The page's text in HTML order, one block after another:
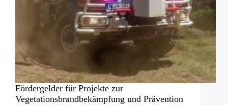
Fördergelder für Projekte zur
Vegetationsbrandbekämpfung und Prävention